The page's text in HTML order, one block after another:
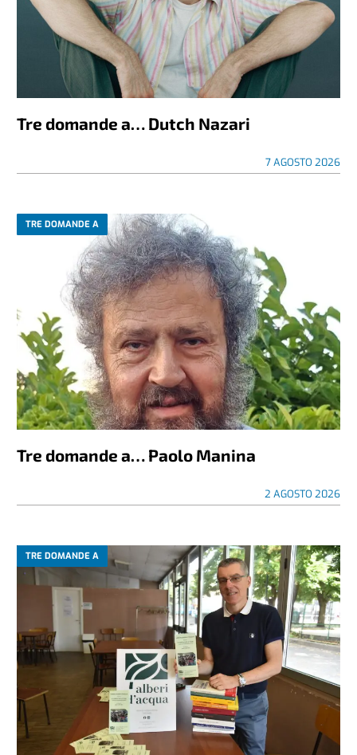
Tre domande a… Dutch Nazari
7 AGOSTO 2026
TRE DOMANDE A
Tre domande a… Paolo Manina
2 AGOSTO 2026
TRE DOMANDE A